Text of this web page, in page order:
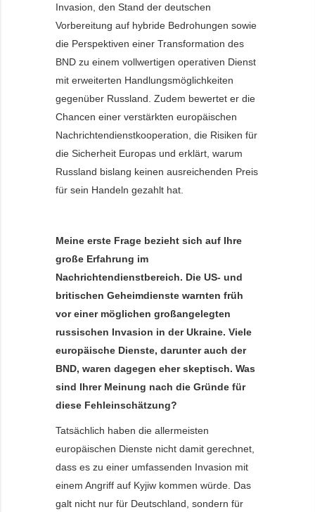
Invasion, den Stand der deutschen
Vorbereitung auf hybride Bedrohungen sowie
die Perspektiven einer Transformation des
BND zu einem vollwertigen operativen Dienst
mit erweiterten Handlungsmöglichkeiten
gegenüber Russland. Zudem bewertet er die
Chancen einer verstärkten europäischen
Nachrichtendienstkooperation, die Risiken für
die Sicherheit Europas und erklärt, warum
Russland bislang keinen ausreichenden Preis
für sein Handeln gezahlt hat.
Meine erste Frage bezieht sich auf Ihre
große Erfahrung im
Nachrichtendienstbereich. Die US- und
britischen Geheimdienste warnten früh
vor einer möglichen großangelegten
russischen Invasion in der Ukraine. Viele
europäische Dienste, darunter auch der
BND, waren dagegen eher skeptisch. Was
sind Ihrer Meinung nach die Gründe für
diese Fehleinschätzung?
Tatsächlich haben die allermeisten
europäischen Dienste nicht damit gerechnet,
dass es zu einer umfassenden Invasion mit
einem Angriff auf Kyjiw kommen würde. Das
galt nicht nur für Deutschland, sondern für